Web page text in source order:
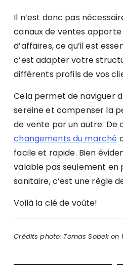
Il n’est donc pas
canaux de ventes
d’affaires, ce qu’il est
c’est adapter votre
différents profils de vos
Cela permet de naviguer
sereine et compenser la
de vente par un autre. De
changements du marché
facile et rapide. Bien
valable pas seulement en
sanitaire, c’est une règle
Voilà la clé de voûte!
Crédits photo: Tomas Sobek on